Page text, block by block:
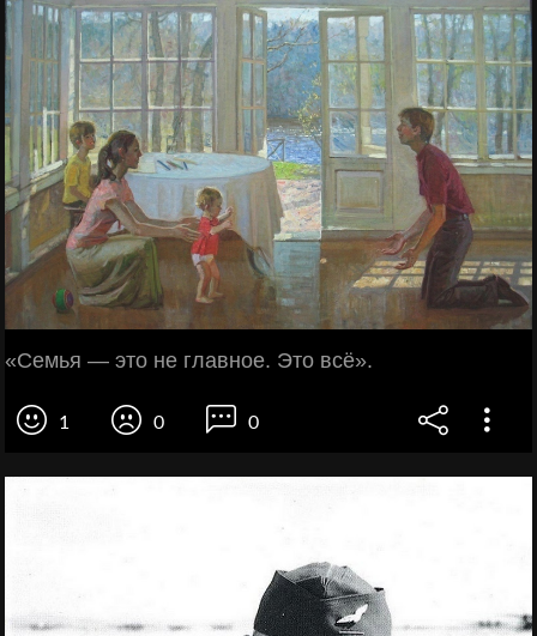
«Семья — это не главное. Это всё».
1 0 0